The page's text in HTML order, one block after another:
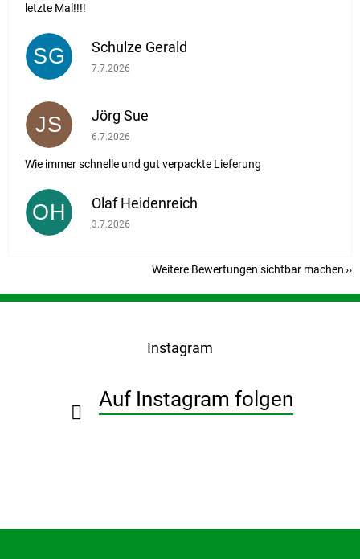
letzte Mal!!!!
SG Schulze Gerald
Die Shop-Bewertung beträgt 5 von 5 Sternen.
7.7.2026
JS Jörg Sue
Die Shop-Bewertung beträgt 5 von 5 Sternen.
6.7.2026
Wie immer schnelle und gut verpackte Lieferung
OH Olaf Heidenreich
Die Shop-Bewertung beträgt 5 von 5 Sternen.
3.7.2026
Weitere Bewertungen sichtbar machen
F
Instagram
Auf Instagram folgen